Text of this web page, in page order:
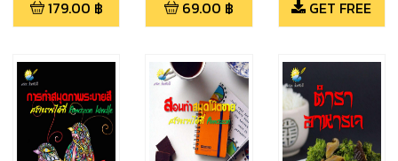
สำหรับเด็ก
(ดร.ฝน)179.00 ฿
(ดร.ฝน)69.00 ฿
(ดร.ฝน)GET FREE